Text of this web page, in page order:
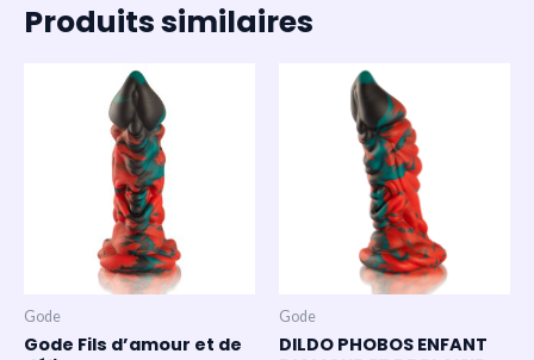
Produits similaires
Gode
Gode Fils d’amour et de
Gode
DILDO PHOBOS ENFANT